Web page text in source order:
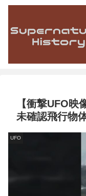
【衝撃UFO映
未確認飛行物
UFO